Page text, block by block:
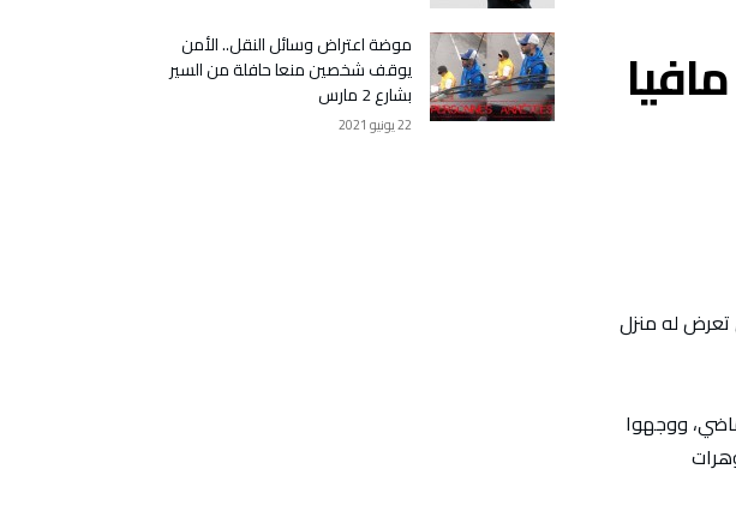
تعرض له منزل
ووجهوا
موضة اعتراض وسائل النقل.. الأمن
يوقف شخصين منعا حافلة من السير
بشارع 2 مارس
22 يونيو 2021